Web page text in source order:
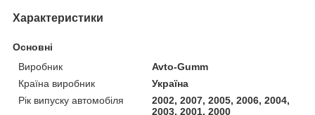
Характеристики
Основні
Виробник
Avto-Gumm
Країна виробник
Україна
Рік випуску автомобіля
2002, 2007, 2005, 2006, 2004,
2003, 2001, 2000